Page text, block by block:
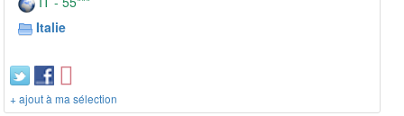
Italie
+ ajout à ma sélection